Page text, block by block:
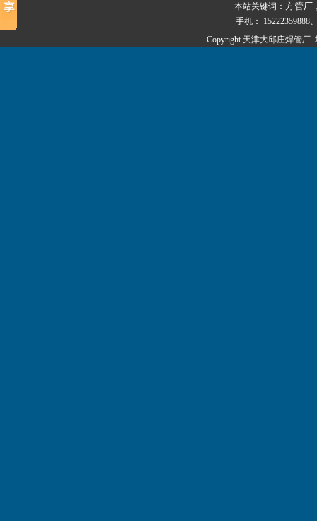
本站关键词： 方管厂
手机： 15222359888
Copyright 天津大邱庄焊管